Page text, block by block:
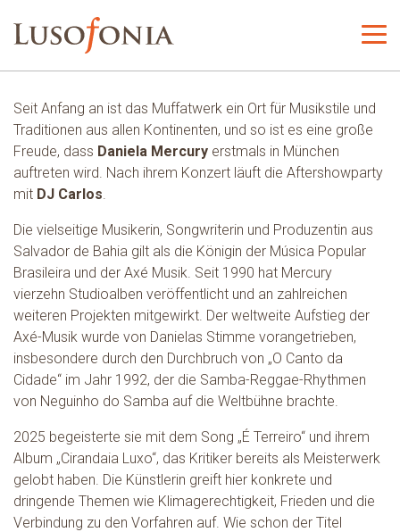
Seit Anfang an ist das Muffatwerk ein Ort für Musikstile und
Traditionen aus allen Kontinenten, und so ist es eine große
Freude, dass Daniela Mercury erstmals in München
auftreten wird. Nach ihrem Konzert läuft die Aftershowparty
mit DJ Carlos.
Die vielseitige Musikerin, Songwriterin und Produzentin aus
Salvador de Bahia gilt als die Königin der Música Popular
Brasileira und der Axé Musik. Seit 1990 hat Mercury
vierzehn Studioalben veröffentlicht und an zahlreichen
weiteren Projekten mitgewirkt. Der weltweite Aufstieg der
Axé-Musik wurde von Danielas Stimme vorangetrieben,
insbesondere durch den Durchbruch von „O Canto da
Cidade“ im Jahr 1992, der die Samba-Reggae-Rhythmen
von Neguinho do Samba auf die Weltbühne brachte.
2025 begeisterte sie mit dem Song „É Terreiro“ und ihrem
Album „Cirandaia Luxo“, das Kritiker bereits als Meisterwerk
gelobt haben. Die Künstlerin greift hier konkrete und
dringende Themen wie Klimagerechtigkeit, Frieden und die
Verbindung zu den Vorfahren auf. Wie schon der Titel